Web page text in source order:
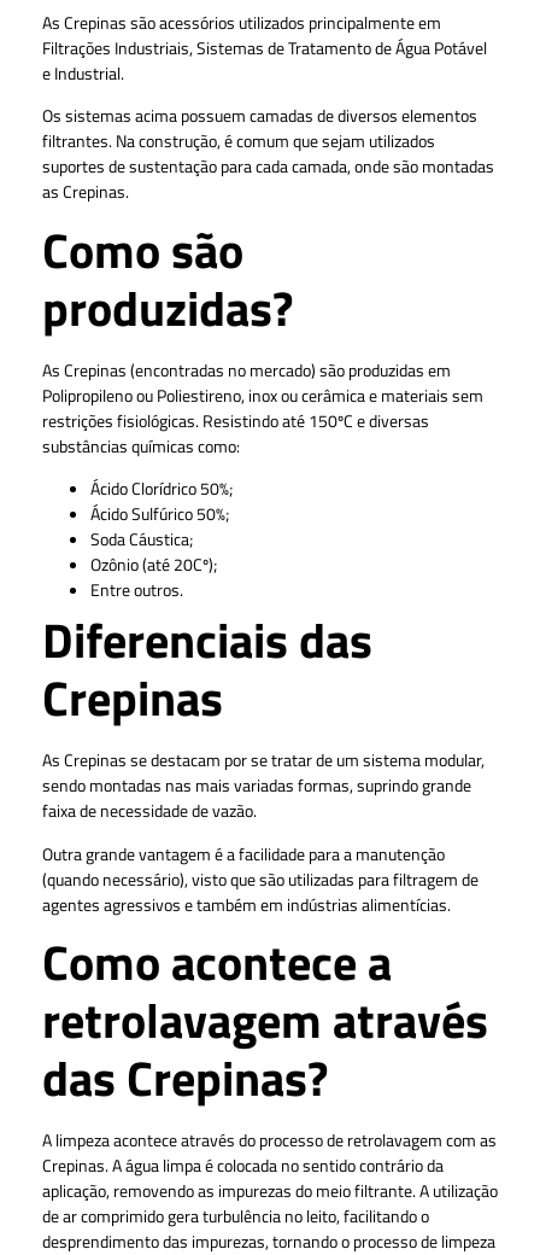
As Crepinas são acessórios utilizados principalmente em
Filtrações Industriais, Sistemas de Tratamento de Água Potável
e Industrial.
Os sistemas acima possuem camadas de diversos elementos
filtrantes. Na construção, é comum que sejam utilizados
suportes de sustentação para cada camada, onde são montadas
as Crepinas.
Como são
produzidas?
As Crepinas (encontradas no mercado) são produzidas em
Polipropileno ou Poliestireno, inox ou cerâmica e materiais sem
restrições fisiológicas. Resistindo até 150ºC e diversas
substâncias químicas como:
Ácido Clorídrico 50%;
Ácido Sulfúrico 50%;
Soda Cáustica;
Ozônio (até 20Cº);
Entre outros.
Diferenciais das
Crepinas
As Crepinas se destacam por se tratar de um sistema modular,
sendo montadas nas mais variadas formas, suprindo grande
faixa de necessidade de vazão.
Outra grande vantagem é a facilidade para a manutenção
(quando necessário), visto que são utilizadas para filtragem de
agentes agressivos e também em indústrias alimentícias.
Como acontece a
retrolavagem através
das Crepinas?
A limpeza acontece através do processo de retrolavagem com as
Crepinas. A água limpa é colocada no sentido contrário da
aplicação, removendo as impurezas do meio filtrante. A utilização
de ar comprimido gera turbulência no leito, facilitando o
desprendimento das impurezas, tornando o processo de limpeza